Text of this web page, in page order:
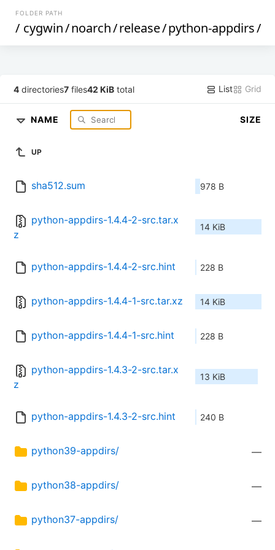
FOLDER PATH
/ cygwin/noarch/release/python-appdirs/
4 directories7 files42 KiB total List Grid
NAME SIZE
UP
sha512.sum 978 B
python-appdirs-1.4.4-2-src.tar.x
z
14 KiB
python-appdirs-1.4.4-2-src.hint 228 B
python-appdirs-1.4.4-1-src.tar.xz 14 KiB
python-appdirs-1.4.4-1-src.hint 228 B
python-appdirs-1.4.3-2-src.tar.x
z
13 KiB
python-appdirs-1.4.3-2-src.hint 240 B
python39-appdirs/ —
python38-appdirs/ —
python37-appdirs/ —